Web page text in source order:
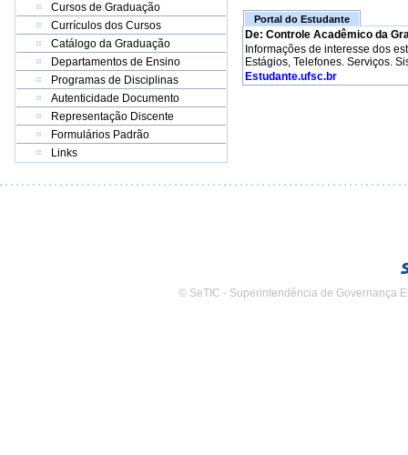
Cursos de Graduação
Currículos dos Cursos
Catálogo da Graduação
Departamentos de Ensino
Programas de Disciplinas
Autenticidade Documento
Representação Discente
Formulários Padrão
Links
Portal do Estudante
De: Controle Acadêmico da
Informações de interesse dos
Estágios, Telefones. Serviços.
Estudante.ufsc.br
© SeTIC - Superintendência de Governança